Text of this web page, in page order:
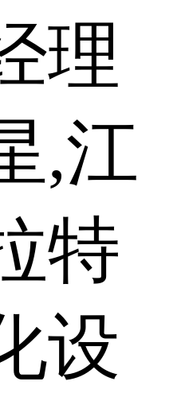
理
,江
特
设